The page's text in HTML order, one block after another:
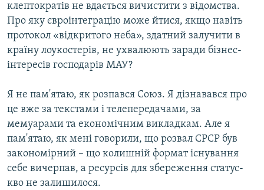
клептократів не вдається вичистити з відомства.
Про яку євроінтеграцію може йтися, якщо навіть
протокол «відкритого неба», здатний залучити в
країну лоукостерів, не ухвалюють заради бізнес-
інтересів господарів МАУ?
Я не пам'ятаю, як розпався Союз. Я дізнавався про
це вже за текстами і телепередачами, за
мемуарами та економічним викладкам. Але я
пам'ятаю, як мені говорили, що розвал СРСР був
закономірний – що колишній формат існування
себе вичерпав, а ресурсів для збереження статус-
кво не залишилося.